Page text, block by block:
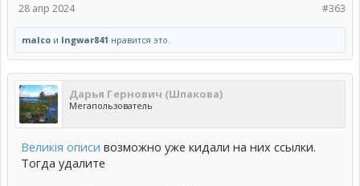
#363
28 апр 2024
malco и Ingwar841 нравится это.
Дарья Гернович (Шпакова)
Мегапользователь
Великiя описи возможно уже кидали на них ссылки.
Тогда удалите